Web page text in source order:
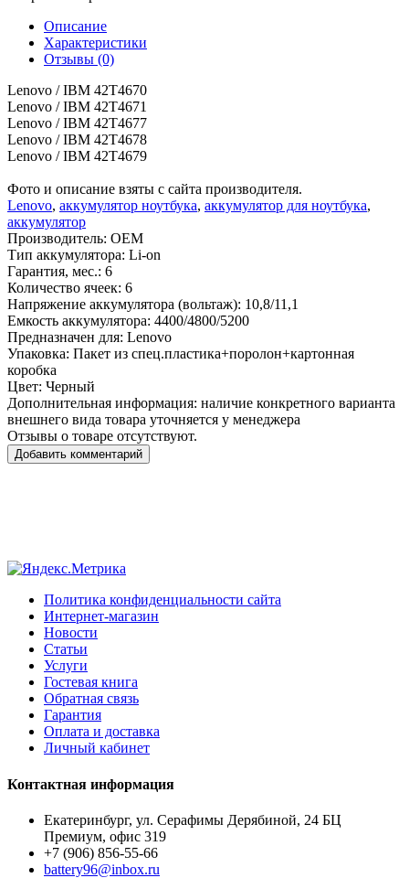
Описание
Характеристики
Отзывы (0)
Lenovo / IBM 42T4670
Lenovo / IBM 42T4671
Lenovo / IBM 42T4677
Lenovo / IBM 42T4678
Lenovo / IBM 42T4679
Фото и описание взяты с сайта производителя.
Lenovo, аккумулятор ноутбука, аккумулятор для ноутбука,
аккумулятор
Производитель: OEM
Тип аккумулятора: Li-on
Гарантия, мес.: 6
Количество ячеек: 6
Напряжение аккумулятора (вольтаж): 10,8/11,1
Емкость аккумулятора: 4400/4800/5200
Предназначен для: Lenovo
Упаковка: Пакет из спец.пластика+поролон+картонная
коробка
Цвет: Черный
Дополнительная информация: наличие конкретного варианта
внешнего вида товара уточняется у менеджера
Отзывы о товаре отсутствуют.
Добавить комментарий
Политика конфиденциальности сайта
Интернет-магазин
Новости
Статьи
Услуги
Гостевая книга
Обратная связь
Гарантия
Оплата и доставка
Личный кабинет
Контактная информация
Екатеринбург, ул. Серафимы Дерябиной, 24 БЦ
Премиум, офис 319
+7 (906) 856-55-66
battery96@inbox.ru